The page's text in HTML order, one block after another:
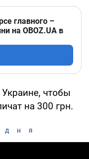
главного –
на OBOZ.UA в
чтобы
на 300 грн.